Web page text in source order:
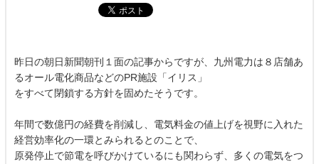
昨日の朝日新聞朝刊１面の記事からですが、九州電力は８店舗あ
るオール電化商品などのPR施設「イリス」
をすべて閉鎖する方針を固めたそうです。
年間で数億円の経費を削減し、電気料金の値上げを視野に入れた
経営効率化の一環とみられるとのことで、
原発停止で節電を呼びかけているにも関わらず、多くの電気をつ